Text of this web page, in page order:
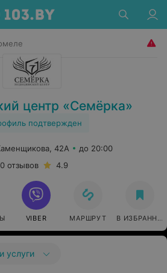
центр «Семёрка»
подтвержден
42А
до 20:00
отзывов
4.9
VIBER МАРШРУТ В ИЗБРАННОЕ
услуги